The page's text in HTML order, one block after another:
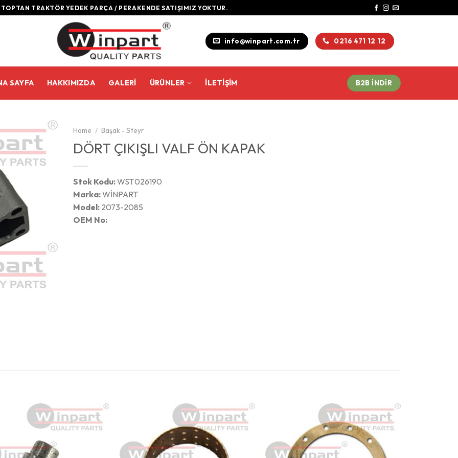
TOPTAN TRAKTÖR YEDEK PARÇA / PERAKENDE SATIŞIMIZ YOKTUR.
info@winpart.com.tr 0216 471 12 12
SAYFA HAKKIMIZDA GALERI ÜRÜNLER İLETIŞIM B2B INDIR
Home / Başak - Steyr
DÖRT ÇIKIŞLI VALF ÖN KAPAK
Stok Kodu:WST026190
Marka:WİNPART
Model: 2073-2085
OEM No: